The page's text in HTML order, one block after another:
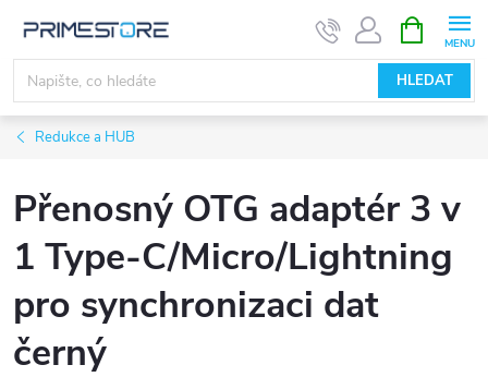
obsah
HLEDAT
NÁKUPNÍ
KOŠÍK
Redukce a HUB
Přenosný OTG adaptér 3 v
1 Type-C/Micro/Lightning
pro synchronizaci dat
černý